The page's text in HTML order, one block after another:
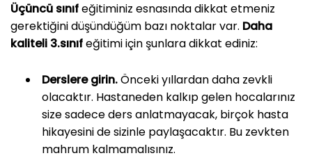
Üçüncü sınıfeğitiminiz esnasında dikkat etmeniz
gerektiğini düşündüğüm bazı noktalar var. Daha
kaliteli 3.sınıfeğitimi için şunlara dikkat ediniz:
Derslere girin.Önceki yıllardan daha zevkli
olacaktır. Hastaneden kalkıp gelen hocalarınız
size sadece ders anlatmayacak, birçok hasta
hikayesini de sizinle paylaşacaktır. Bu zevkten
mahrum kalmamalısınız.